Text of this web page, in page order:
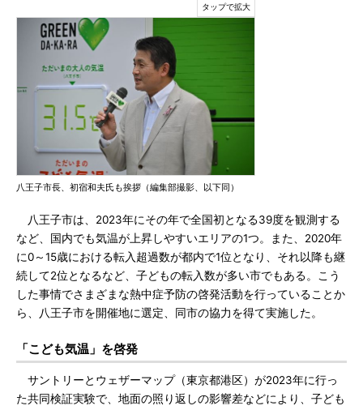
八王子市長、初宿和夫氏も挨拶（編集部撮影、以下同）
八王子市は、2023年にその年で全国初となる39度を観測する
など、国内でも気温が上昇しやすいエリアの1つ。また、2020年
に0～15歳における転入超過数が都内で1位となり、それ以降も継
続して2位となるなど、子どもの転入数が多い市でもある。こう
した事情でさまざまな熱中症予防の啓発活動を行っていることか
ら、八王子市を開催地に選定、同市の協力を得て実施した。
「こども気温」を啓発
サントリーとウェザーマップ（東京都港区）が2023年に行っ
た共同検証実験で、地面の照り返しの影響差などにより、子ども